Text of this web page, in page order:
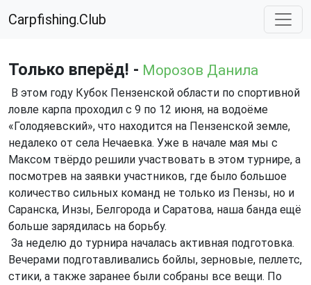
Carpfishing.Club
Только вперёд! - Морозов Данила
В этом году Кубок Пензенской области по спортивной
ловле карпа проходил с 9 по 12 июня, на водоёме
«Голодяевский», что находится на Пензенской земле,
недалеко от села Нечаевка. Уже в начале мая мы с
Максом твёрдо решили участвовать в этом турнире, а
посмотрев на заявки участников, где было большое
количество сильных команд не только из Пензы, но и
Саранска, Инзы, Белгорода и Саратова, наша банда ещё
больше зарядилась на борьбу.
За неделю до турнира началась активная подготовка.
Вечерами подготавливались бойлы, зерновые, пеллетс,
стики, а также заранее были собраны все вещи. По